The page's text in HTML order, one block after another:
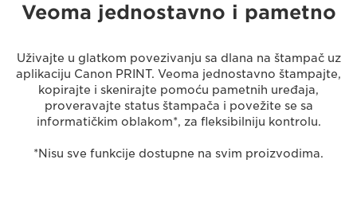
Veoma jednostavno i pametno
Uživajte u glatkom povezivanju sa dlana na štampač uz
aplikaciju Canon PRINT. Veoma jednostavno štampajte,
kopirajte i skenirajte pomoću pametnih uređaja,
proveravajte status štampača i povežite se sa
informatičkim oblakom*, za fleksibilniju kontrolu.
*Nisu sve funkcije dostupne na svim proizvodima.